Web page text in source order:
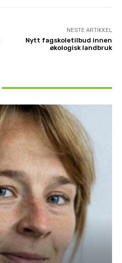
NESTE ARTIKKEL
Nytt fagskoletilbud innen
økologisk landbruk